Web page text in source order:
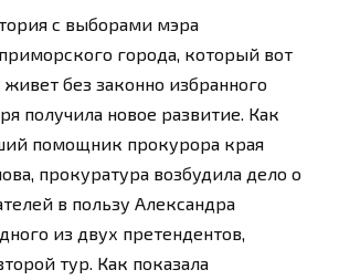
с выборами мэра
города, который вот
без законно избранного
получила новое развитие. Как
помощник прокурора края
прокуратура возбудила дело о
в пользу Александра
из двух претендентов,
тур. Как показала